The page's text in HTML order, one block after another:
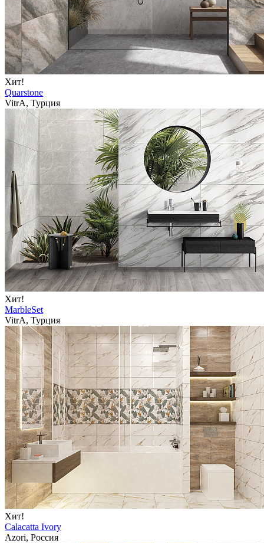
Хит!
Quarstone
VitrA, Турция
Хит!
MarbleSet
VitrA, Турция
Хит!
Calacatta Ivory
Azori, Россия